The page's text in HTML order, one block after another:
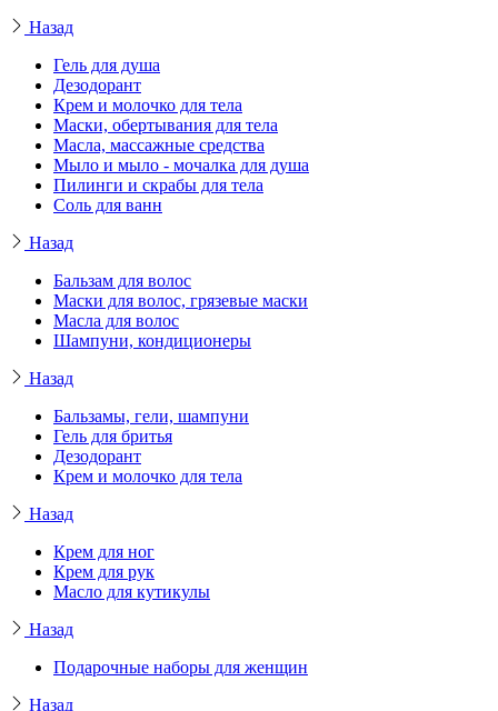
Назад
Гель для душа
Дезодорант
Крем и молочко для тела
Маски, обертывания для тела
Масла, массажные средства
Мыло и мыло - мочалка для душа
Пилинги и скрабы для тела
Соль для ванн
Назад
Бальзам для волос
Маски для волос, грязевые маски
Масла для волос
Шампуни, кондиционеры
Назад
Бальзамы, гели, шампуни
Гель для бритья
Дезодорант
Крем и молочко для тела
Назад
Крем для ног
Крем для рук
Масло для кутикулы
Назад
Подарочные наборы для женщин
Назад